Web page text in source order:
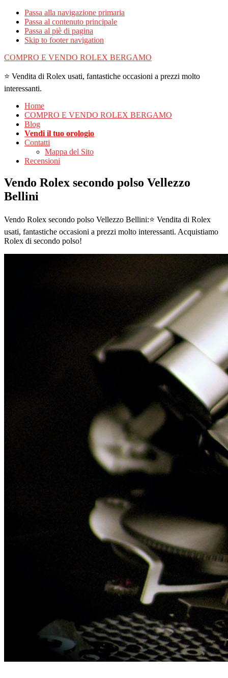
Passa alla navigazione primaria
Passa al contenuto principale
Passa al piè di pagina
Skip to footer navigation
COMPRO E VENDO ROLEX BERGAMO
⭐ Vendita di Rolex usati, fantastiche occasioni a prezzi molto
interessanti.
Home
COMPRO E VENDO ROLEX BERGAMO
Blog
Vendi il tuo orologio
Contatti
Mappa del Sito
Recensioni
Vendo Rolex secondo polso Vellezzo
Bellini
Vendo Rolex secondo polso Vellezzo Bellini:⭐ Vendita di Rolex
usati, fantastiche occasioni a prezzi molto interessanti. Acquistiamo
Rolex di secondo polso!